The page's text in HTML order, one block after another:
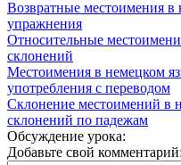
Возвратные местоимения в
упражнения
Относительные
склонений
Местоимения в немецком
употребления с переводом
Склонение местоимений в
склонений по падежам
Обсуждение урока:
Добавьте свой комментарий: